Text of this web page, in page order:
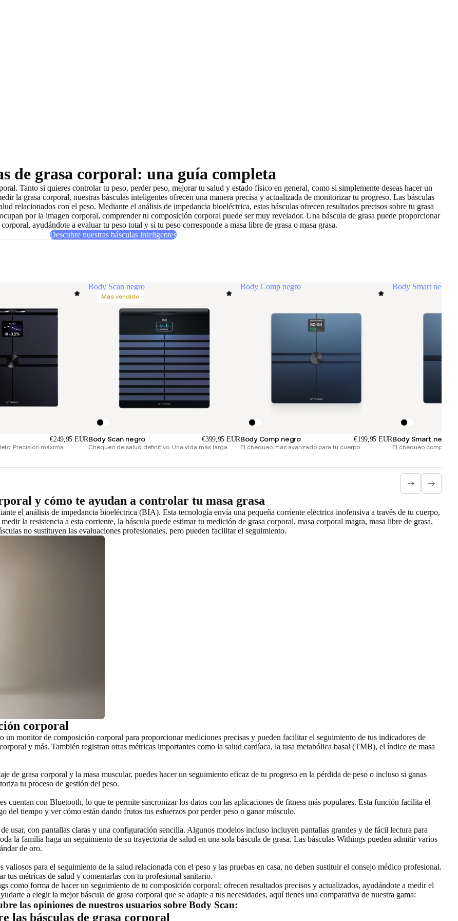
de grasa corporal: una guía completa
Tanto si quieres controlar tu peso, perder peso, mejorar tu salud y estado físico en general, como si simplemente deseas hacer un
la grasa corporal, nuestras básculas inteligentes ofrecen una manera precisa y actualizada de monitorizar tu progreso. Las básculas
relacionados con el peso. Mediante el análisis de impedancia bioeléctrica, estas básculas ofrecen resultados precisos sobre tu grasa
por la imagen corporal, comprender tu composición corporal puede ser muy revelador. Una báscula de grasa puede proporcionar
ayudándote a evaluar tu peso total y si tu peso corresponde a masa libre de grasa o masa grasa.
Descubre nuestras básculas inteligentes
€249,95 EUR
Precisión máxima.
Body Scan negro
Más vendido
Body Scan negro €399,95 EUR
Chequeo de salud definitivo. Una vida más larga.
Body Comp negro
Body Comp negro €199,95 EUR
El chequeo más avanzado para tu cuerpo.
Body Smart negro
Body Smart negro
El chequeo completo
y cómo te ayudan a controlar tu masa grasa
el análisis de impedancia bioeléctrica (BIA). Esta tecnología envía una pequeña corriente eléctrica inofensiva a través de tu cuerpo,
la resistencia a esta corriente, la báscula puede estimar tu medición de grasa corporal, masa corporal magra, masa libre de grasa,
no sustituyen las evaluaciones profesionales, pero pueden facilitar el seguimiento.
corporal
un monitor de composición corporal para proporcionar mediciones precisas y pueden facilitar el seguimiento de tus indicadores de
y más. También registran otras métricas importantes como la salud cardíaca, la tasa metabólica basal (TMB), el índice de masa
de grasa corporal y la masa muscular, puedes hacer un seguimiento eficaz de tu progreso en la pérdida de peso o incluso si ganas
tu proceso de gestión del peso.
cuentan con Bluetooth, lo que te permite sincronizar los datos con las aplicaciones de fitness más populares. Esta función facilita el
del tiempo y ver cómo están dando frutos tus esfuerzos por perder peso o ganar músculo.
de usar, con pantallas claras y una configuración sencilla. Algunos modelos incluso incluyen pantallas grandes y de fácil lectura para
la familia haga un seguimiento de su trayectoria de salud en una sola báscula de grasa. Las básculas Withings pueden admitir varios
de oro.
valiosos para el seguimiento de la salud relacionada con el peso y las pruebas en casa, no deben sustituir el consejo médico profesional.
tus métricas de salud y comentarlas con tu profesional sanitario.
como forma de hacer un seguimiento de tu composición corporal: ofrecen resultados precisos y actualizados, ayudándote a medir el
a elegir la mejor báscula de grasa corporal que se adapte a tus necesidades, aquí tienes una comparativa de nuestra gama:
las opiniones de nuestros usuarios sobre Body Scan:
las básculas de grasa corporal